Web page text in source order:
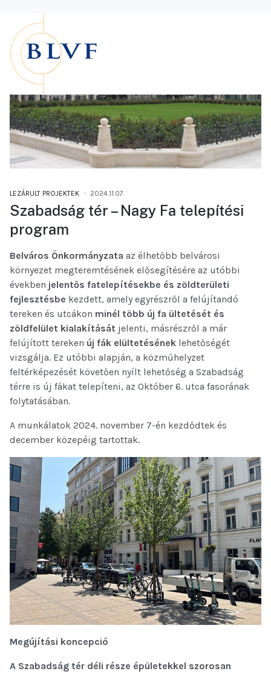
LEZÁRULT PROJEKTEK 2024.11.07.
Szabadság tér – Nagy Fa telepítési
program
Belváros Önkormányzata az élhetőbb belvárosi
környezet megteremtésének elősegítésére az utóbbi
években jelentős fatelepítésekbe és zöldterületi
fejlesztésbe kezdett, amely egyrészről a felújítandó
tereken és utcákon minél több új fa ültetését és
zöldfelület kialakítását jelenti, másrészről a már
felújított tereken új fák elültetésének lehetőségét
vizsgálja. Ez utóbbi alapján, a közműhelyzet
feltérképezését követően nyílt lehetőség a Szabadság
térre is új fákat telepíteni, az Október 6. utca fasorának
folytatásában.
A munkálatok 2024. november 7-én kezdődtek és
december közepéig tartottak.
Megújítási koncepció
A Szabadság tér déli része épületekkel szorosan